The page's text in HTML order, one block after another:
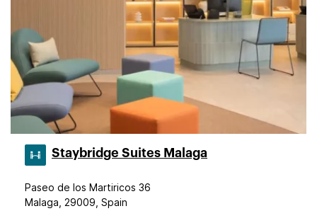
Staybridge Suites Malaga
Paseo de los Martiricos 36
Malaga, 29009, Spain